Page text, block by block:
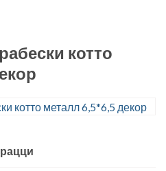
котто